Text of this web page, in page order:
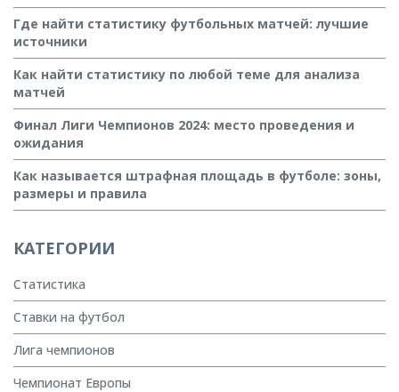
Где найти статистику футбольных матчей: лучшие
источники
Как найти статистику по любой теме для анализа
матчей
Финал Лиги Чемпионов 2024: место проведения и
ожидания
Как называется штрафная площадь в футболе: зоны,
размеры и правила
КАТЕГОРИИ
Статистика
Ставки на футбол
Лига чемпионов
Чемпионат Европы